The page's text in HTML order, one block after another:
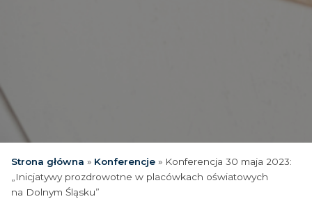
Strona główna » Konferencje » Konferencja 30 maja 2023:
„Inicjatywy prozdrowotne w placówkach oświatowych
na Dolnym Śląsku”